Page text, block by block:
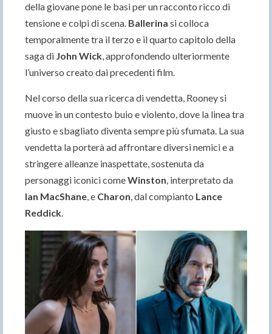
della giovane pone le basi per un racconto ricco di
tensione e colpi di scena. Ballerina si colloca
temporalmente tra il terzo e il quarto capitolo della
saga di John Wick, approfondendo ulteriormente
l’universo creato dai precedenti film.
Nel corso della sua ricerca di vendetta, Rooney si
muove in un contesto buio e violento, dove la linea tra
giusto e sbagliato diventa sempre più sfumata. La sua
vendetta la porterà ad affrontare diversi nemici e a
stringere alleanze inaspettate, sostenuta da
personaggi iconici comeWinston, interpretato da
Ian MacShane, e Charon, dal compianto Lance
Reddick.